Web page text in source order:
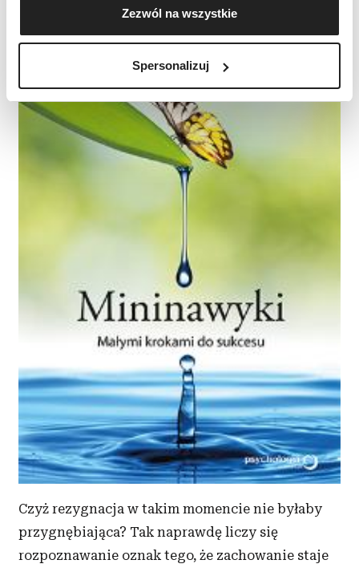
geograficznej z dokładnością nawet do kilku metrów
Identyfikować Twoje urządzenie, aktywnie
(fingerprinting, czyli wirtualny odcisk palca)
dane są przetwarzane oraz ustaw własne preferencje w
sekcji szczegółów
. W Deklaracji plików cookie możesz
zmienić lub wycofać swoją zgodę w dowolnej chwili.
Wykorzystujemy pliki cookie do spersonalizowania treści
i reklam, aby oferować funkcje społecznościowe i
korzystasz z naszej witryny, udostępniamy partnerom
społecznościowym, reklamowym i analitycznym.
Partnerzy mogą połączyć te informacje z innymi danymi
otrzymanymi od Ciebie lub uzyskanymi podczas
Zezwól na wszystkie
Spersonalizuj
Czyż rezygnacja w takim momencie nie byłaby
przygnębiająca? Tak naprawdę liczy się
rozpoznawanie oznak tego, że zachowanie staje